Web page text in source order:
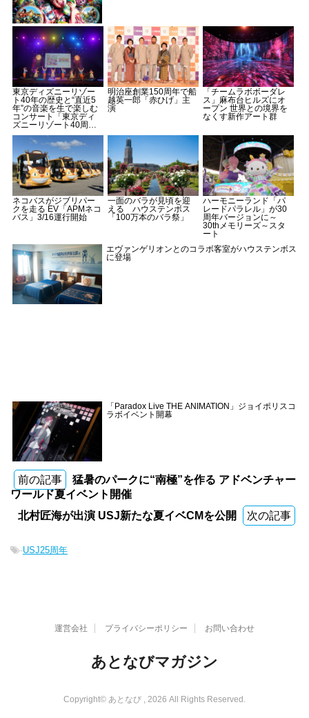
東京ディズニーリゾー
ト40年の歴史と“直近5
年”の音楽を生で楽しむ
コンサート「東京ディ
ズニーリゾート40周
年“ドリームゴーラウン
ド”イン・コンサート」
明治座創業150周年で船
越英一郎「赤ひげ」主
演
「チームラボボーダレ
ス」麻布台ヒルズにオ
ープン 世界との境界を
なくす新作アート群
ネコバスがジブリパー
クを走る EV「APMネコ
バス」3/16運行開始
一面のバラが見頃を迎
える ハウステンボス
「100万本のバラ祭」
ハーモニーランド「パ
レードパラレル」が30
周年バージョンに～
30thメモリーズ～スタ
ート
エヴァンゲリオンとのコラボ客室がハウステンボス
に登場
「Paradox Live THE ANIMATION」ジョイポリスコ
ラボイベント開幕
前の記事
猛暑のパークに“南極”を作る アドベンチャー
ワールド夏イベント開催
北村匠海が出演 USJ新たな夏イベCMを公開
次の記事
-USJ25周年
運営会社 プライバシーポリシー お問い合わせ
あとなびマガジン
Copyright© あとなび , 2026 All Rights Reserved.